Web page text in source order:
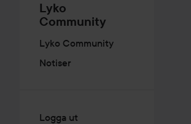
Lyko
Community
Lyko Community
Notiser
Logga ut